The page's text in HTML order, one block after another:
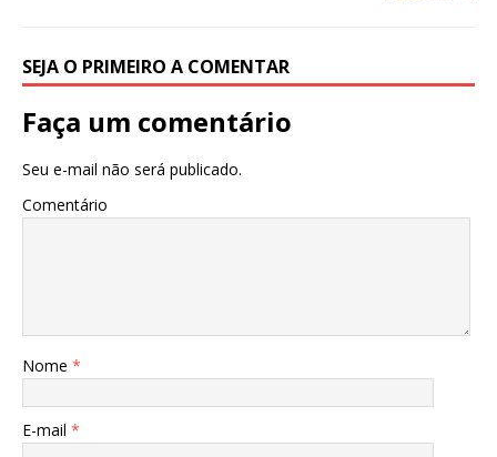
SEJA O PRIMEIRO A COMENTAR
Faça um comentário
Seu e-mail não será publicado.
Comentário
Nome *
E-mail *